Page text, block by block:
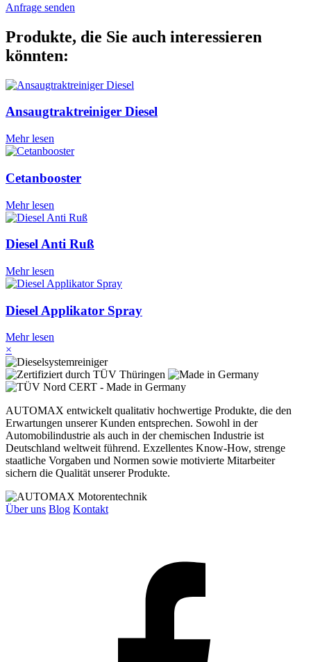
Anfrage senden
Produkte, die Sie auch interessieren
könnten:
Ansaugtraktreiniger Diesel
Mehr lesen
Cetanbooster
Mehr lesen
Diesel Anti Ruß
Mehr lesen
Diesel Applikator Spray
Mehr lesen
×
AUTOMAX entwickelt qualitativ hochwertige Produkte, die den
Erwartungen unserer Kunden entsprechen. Sowohl in der
Automobilindustrie als auch in der chemischen Industrie ist
Deutschland weltweit führend. Exzellentes Know-How, strenge
staatliche Vorgaben und Normen sowie motivierte Mitarbeiter
sichern die Qualität unserer Produkte.
Über uns Blog Kontakt